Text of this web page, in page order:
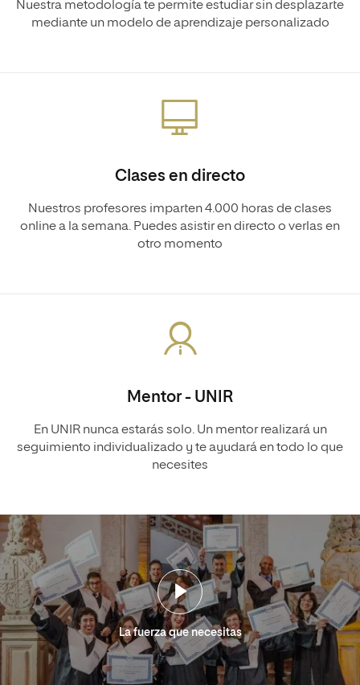
Nuestra metodología te permite estudiar sin desplazarte
mediante un modelo de aprendizaje personalizado
Clases en directo
Nuestros profesores imparten 4.000 horas de clases
online a la semana. Puedes asistir en directo o verlas en
otro momento
Mentor - UNIR
En UNIR nunca estarás solo. Un mentor realizará un
seguimiento individualizado y te ayudará en todo lo que
necesites
La fuerza que necesitas